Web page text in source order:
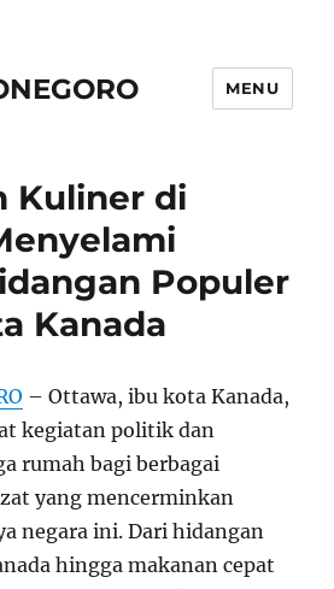
MENU
Kuliner di
Populer
Kanada
– Ottawa, ibu kota Kanada,
kegiatan politik dan
rumah bagi berbagai
yang mencerminkan
negara ini. Dari hidangan
hingga makanan cepat